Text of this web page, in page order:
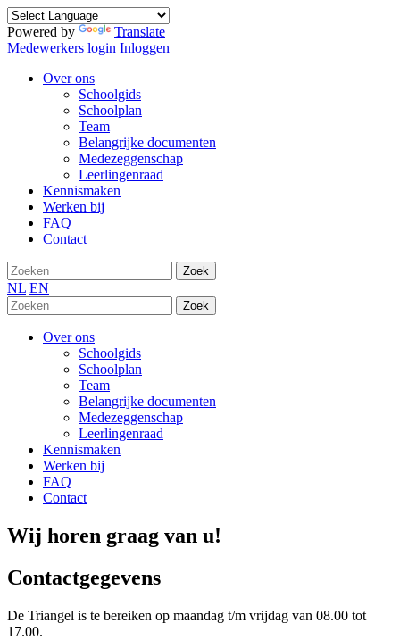
Powered by
Translate
Medewerkers login Inloggen
Over ons
Schoolgids
Schoolplan
Team
Belangrijke documenten
Medezeggenschap
Leerlingenraad
Kennismaken
Werken bij
FAQ
Contact
Zoek
NL EN
Zoek
Over ons
Schoolgids
Schoolplan
Team
Belangrijke documenten
Medezeggenschap
Leerlingenraad
Kennismaken
Werken bij
FAQ
Contact
Wij horen graag van u!
Contactgegevens
De Triangel is te bereiken op maandag t/m vrijdag van 08.00 tot
17.00.